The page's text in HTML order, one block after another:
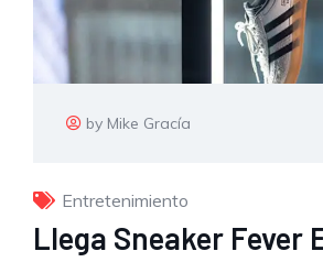
by Mike Gracía
Entretenimiento
Llega Sneaker Fever